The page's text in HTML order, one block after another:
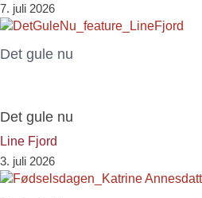
7. juli 2026
Det gule nu
Det gule nu
Line Fjord
3. juli 2026